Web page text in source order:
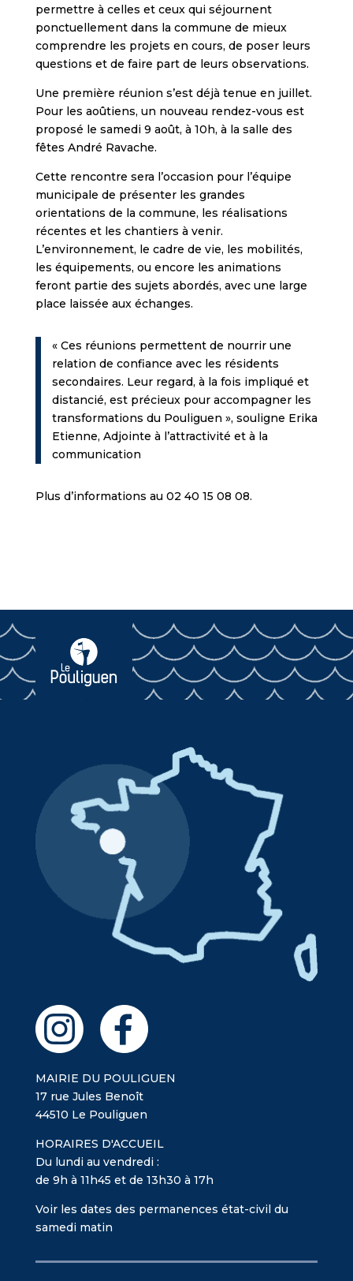
permettre à celles et ceux qui séjournent
ponctuellement dans la commune de mieux
comprendre les projets en cours, de poser leurs
questions et de faire part de leurs observations.
Une première réunion s’est déjà tenue en juillet.
Pour les aoûtiens, un nouveau rendez-vous est
proposé le samedi 9 août, à 10h, à la salle des
fêtes André Ravache.
Cette rencontre sera l’occasion pour l’équipe
municipale de présenter les grandes
orientations de la commune, les réalisations
récentes et les chantiers à venir.
L’environnement, le cadre de vie, les mobilités,
les équipements, ou encore les animations
feront partie des sujets abordés, avec une large
place laissée aux échanges.
« Ces réunions permettent de nourrir une
relation de confiance avec les résidents
secondaires. Leur regard, à la fois impliqué et
distancié, est précieux pour accompagner les
transformations du Pouliguen », souligne Erika
Etienne, Adjointe à l’attractivité et à la
communication
Plus d’informations au 02 40 15 08 08.
MAIRIE DU POULIGUEN
17 rue Jules Benoît
44510 Le Pouliguen
HORAIRES D'ACCUEIL
Du lundi au vendredi :
de 9h à 11h45 et de 13h30 à 17h
Voir les dates des permanences état-civil du
samedi matin